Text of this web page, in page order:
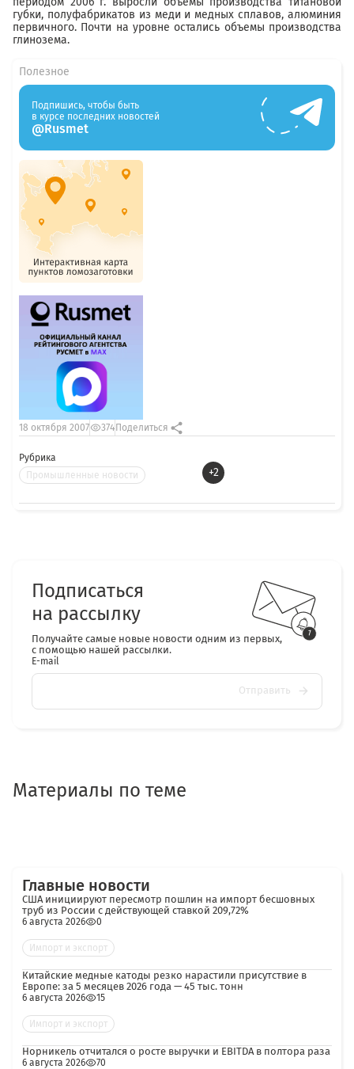
губки, полуфабрикатов из меди и медных сплавов, алюминия
первичного. Почти на уровне остались объемы производства
глинозема.
Рубрика
Промышленные новости
+2
18 октября 2007 374 Поделиться
Полезное
Подпишись, чтобы быть
в курсе последних новостей
@Rusmet
Подписаться
на рассылку
Получайте самые новые новости одним из первых,
с помощью нашей рассылки.
E-mail
Отправить
Материалы по теме
Главные новости
США инициируют пересмотр пошлин на импорт бесшовных
труб из России с действующей ставкой 209,72%
6 августа 2026 0
Импорт и экспорт
Китайские медные катоды резко нарастили присутствие в
Европе: за 5 месяцев 2026 года — 45 тыс. тонн
6 августа 2026 15
Импорт и экспорт
Норникель отчитался о росте выручки и EBITDA в полтора раза
6 августа 2026 70